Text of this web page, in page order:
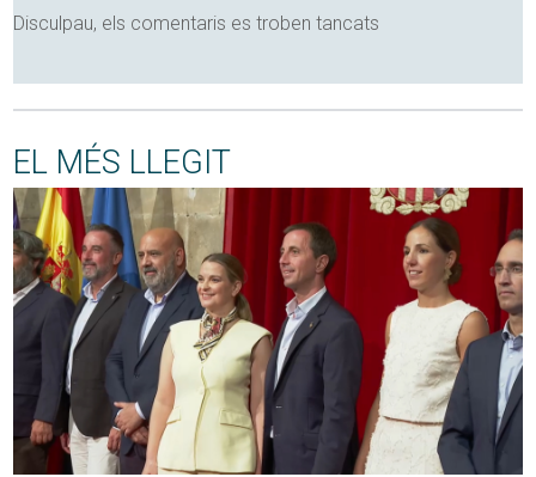
Disculpau, els comentaris es troben tancats
EL MÉS LLEGIT